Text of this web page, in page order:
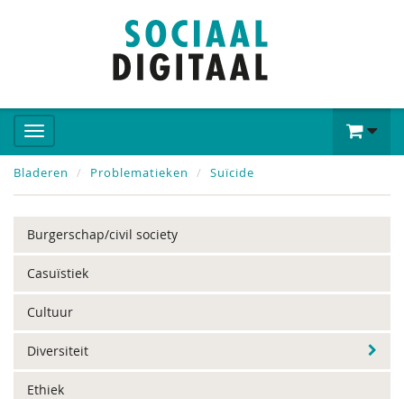
Bladeren Problematieken Suïcide
Burgerschap/civil society
Casuïstiek
Cultuur
Diversiteit
Ethiek